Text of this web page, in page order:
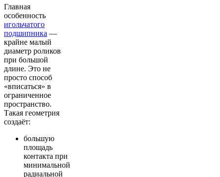
Главная
особенность
игольчатого
подшипника —
крайне малый
диаметр роликов
при большой
длине. Это не
просто способ
«вписаться» в
ограниченное
пространство.
Такая геометрия
создаёт:
большую
площадь
контакта при
минимальной
радиальной